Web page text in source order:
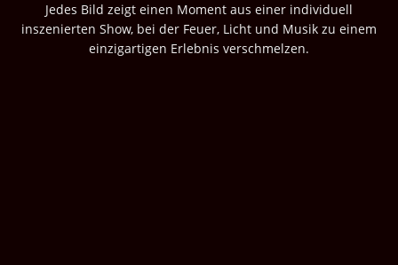
Jedes Bild zeigt einen Moment aus einer individuell
inszenierten Show, bei der Feuer, Licht und Musik zu einem
einzigartigen Erlebnis verschmelzen.